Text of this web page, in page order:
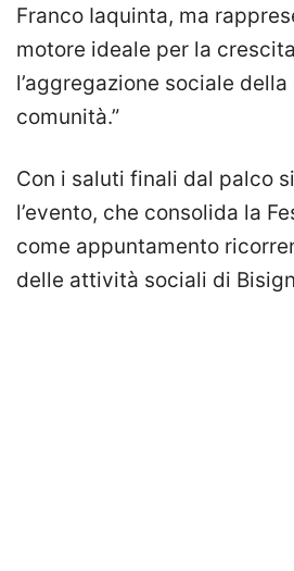
Franco Iaquinta, ma
motore ideale per la
l’aggregazione sociale
comunità.”
Con i saluti finali dal palco
l’evento, che consolida la
come appuntamento
delle attività sociali di